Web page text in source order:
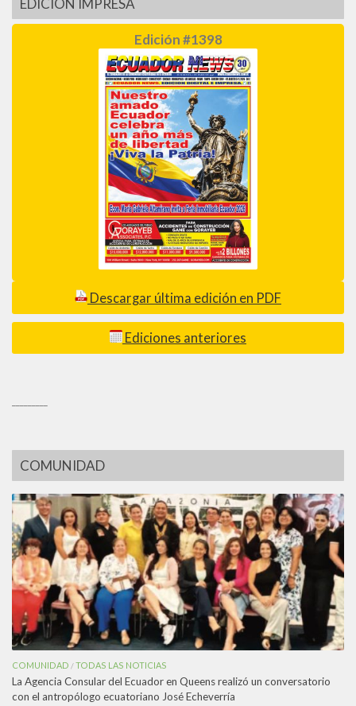
EDICIÓN IMPRESA
Edición #1398
Descargar última edición en PDF
Ediciones anteriores
COMUNIDAD
COMUNIDAD /TODAS LAS NOTICIAS
La Agencia Consular del Ecuador en Queens realizó un conversatorio
con el antropólogo ecuatoriano José Echeverría